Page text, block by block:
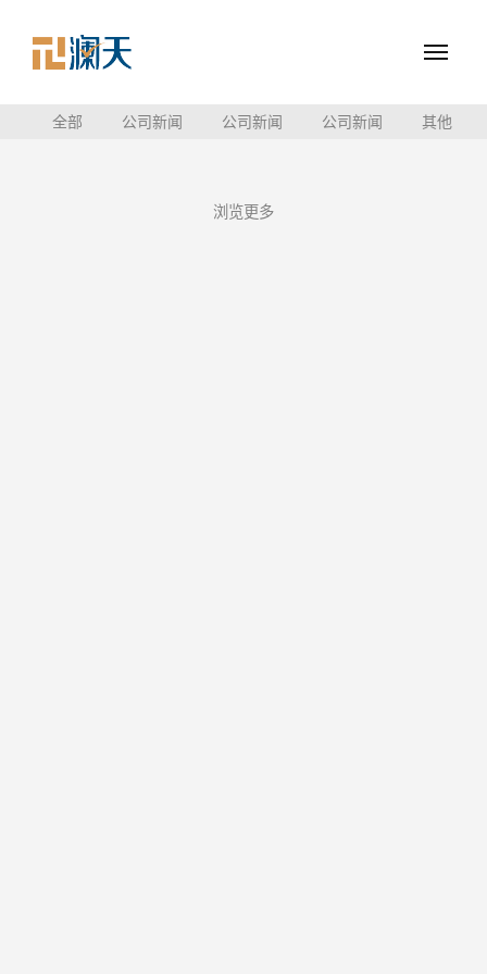
全部 公司新闻 公司新闻 公司新闻 其他
浏览更多